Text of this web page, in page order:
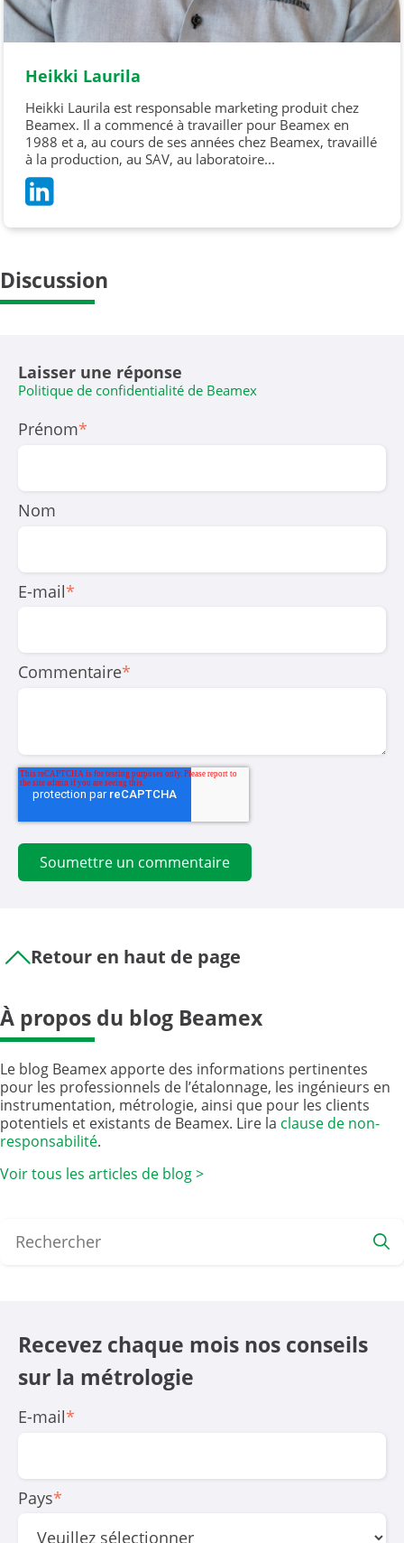
Heikki Laurila
Heikki Laurila est responsable marketing produit chez
Beamex. Il a commencé à travailler pour Beamex en
1988 et a, au cours de ses années chez Beamex, travaillé
à la production, au SAV, au laboratoire...
Discussion
Laisser une réponse
Politique de confidentialité de Beamex
Prénom*
Nom
E-mail*
Commentaire*
Retour en haut de page
À propos du blog Beamex
Le blog Beamex apporte des informations pertinentes
pour les professionnels de l’étalonnage, les ingénieurs en
instrumentation, métrologie, ainsi que pour les clients
potentiels et existants de Beamex. Lire la clause de non-
responsabilité.
Voir tous les articles de blog >
Recevez chaque mois nos conseils
sur la mé­trologie
E-mail*
Pays*